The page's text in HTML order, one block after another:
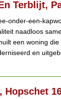
Terblijt,
onder-een-
naadloos
een woning
en
Hopschet